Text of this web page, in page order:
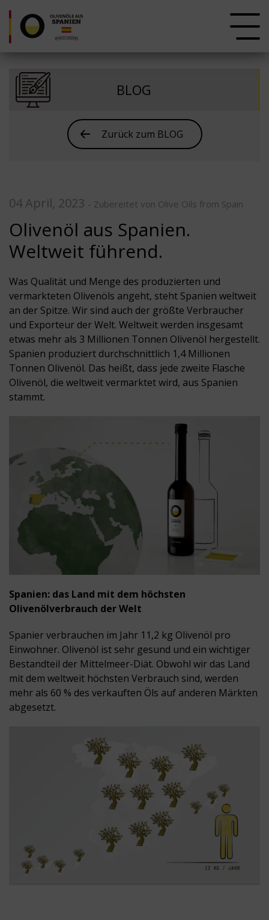
BLOG
Zurück zum BLOG
04 April, 2023 - Zubereitet von Olive Oils from Spain
Olivenöl aus Spanien.
Weltweit führend.
Was Qualität und Menge des produzierten und
vermarkteten Olivenöls angeht, steht Spanien weltweit
an der Spitze. Wir sind auch der größte Verbraucher
und Exporteur der Welt. Weltweit werden insgesamt
etwas mehr als 3 Millionen Tonnen Olivenöl hergestellt.
Spanien produziert durchschnittlich 1,4 Millionen
Tonnen Olivenöl. Das heißt, dass jede zweite Flasche
Olivenöl, die weltweit vermarktet wird, aus Spanien
stammt.
Spanien: das Land mit dem höchsten
Olivenölverbrauch der Welt
Spanier verbrauchen im Jahr 11,2 kg Olivenöl pro
Einwohner. Olivenöl ist sehr gesund und ein wichtiger
Bestandteil der Mittelmeer-Diät. Obwohl wir das Land
mit dem weltweit höchsten Verbrauch sind, werden
mehr als 60 % des verkauften Öls auf anderen Märkten
abgesetzt.